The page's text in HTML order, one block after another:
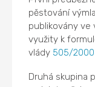
pěstování
publikovány ve
využity k
vlády 505/2000
Druhá skupina